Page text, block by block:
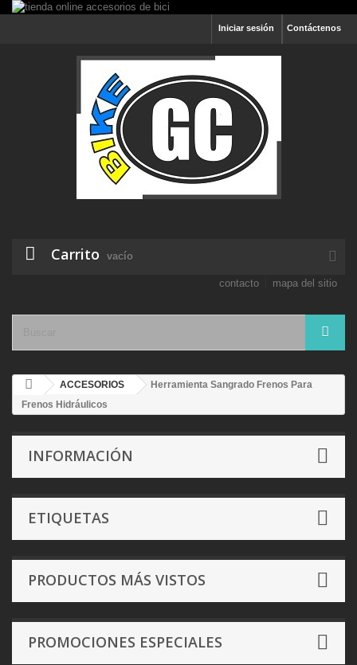
Contáctenos
Iniciar sesión
Carrito vacío
contacto mapa del sitio
ACCESORIOS
Herramienta Sangrado Frenos Para
Frenos Hidráulicos
INFORMACIÓN
ETIQUETAS
PRODUCTOS MÁS VISTOS
PROMOCIONES ESPECIALES